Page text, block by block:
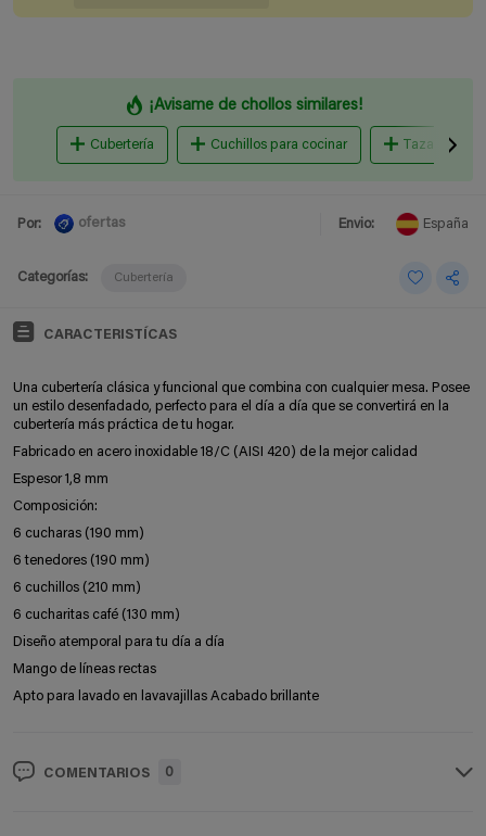
¡Avisame de chollos similares!
Cubertería Cuchillos para cocinar Tazas
Por: ofertas Envio: España
Categorías: Cubertería
CARACTERISTÍCAS
Una cubertería clásica y funcional que combina con cualquier mesa. Posee
un estilo desenfadado, perfecto para el día a día que se convertirá en la
cubertería más práctica de tu hogar.
Fabricado en acero inoxidable 18/C (AISI 420) de la mejor calidad
Espesor 1,8 mm
Composición:
6 cucharas (190 mm)
6 tenedores (190 mm)
6 cuchillos (210 mm)
6 cucharitas café (130 mm)
Diseño atemporal para tu día a día
Mango de líneas rectas
Apto para lavado en lavavajillas Acabado brillante
COMENTARIOS 0